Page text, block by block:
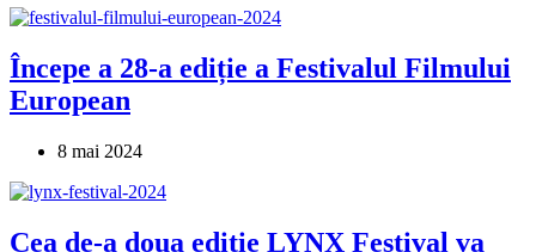
Începe a 28-a ediție a Festivalul Filmului
European
8 mai 2024
Cea de-a doua ediție LYNX Festival va